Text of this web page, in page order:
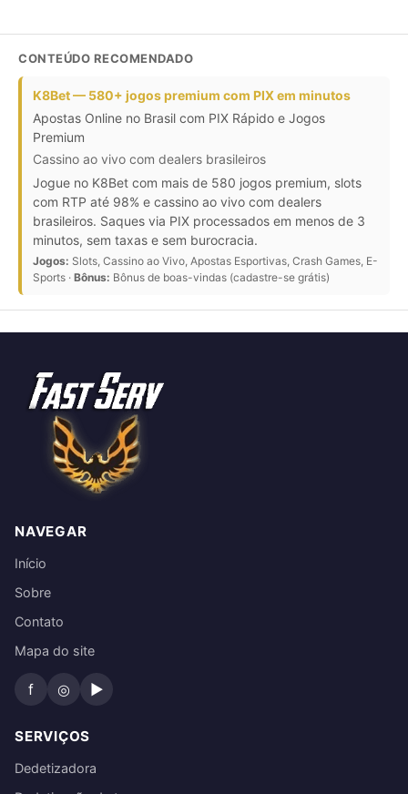
CONTEÚDO RECOMENDADO
K8Bet — 580+ jogos premium com PIX em minutos
Apostas Online no Brasil com PIX Rápido e Jogos
Premium
Cassino ao vivo com dealers brasileiros
Jogue no K8Bet com mais de 580 jogos premium, slots
com RTP até 98% e cassino ao vivo com dealers
brasileiros. Saques via PIX processados em menos de 3
minutos, sem taxas e sem burocracia.
Jogos: Slots, Cassino ao Vivo, Apostas Esportivas, Crash Games, E-
Sports · Bônus: Bônus de boas-vindas (cadastre-se grátis)
NAVEGAR
Início
Sobre
Contato
Mapa do site
f ◎ ▶
SERVIÇOS
Dedetizadora